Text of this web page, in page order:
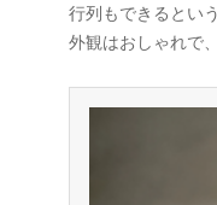
行列もできるとい
外観はおしゃれで